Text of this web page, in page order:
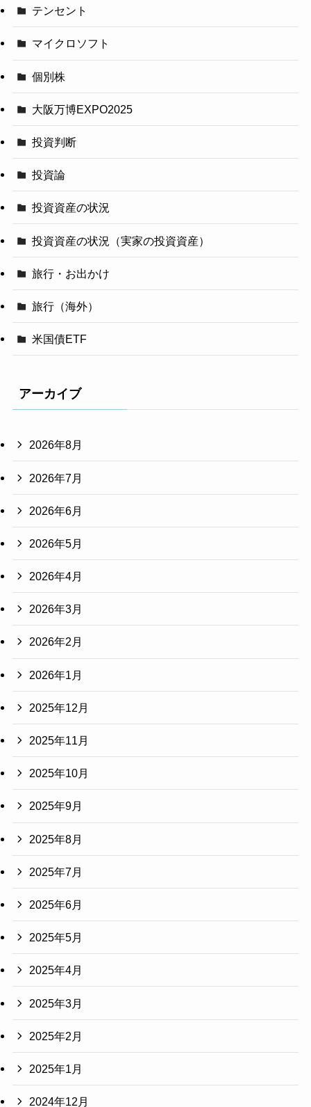
テンセント
マイクロソフト
個別株
大阪万博EXPO2025
投資判断
投資論
投資資産の状況
投資資産の状況（実家の投資資産）
旅行・お出かけ
旅行（海外）
米国債ETF
アーカイブ
2026年8月
2026年7月
2026年6月
2026年5月
2026年4月
2026年3月
2026年2月
2026年1月
2025年12月
2025年11月
2025年10月
2025年9月
2025年8月
2025年7月
2025年6月
2025年5月
2025年4月
2025年3月
2025年2月
2025年1月
2024年12月